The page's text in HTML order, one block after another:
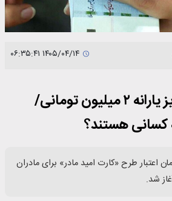
خبر تازه درباره واریز یارانه ۲ میلیون تومانی/
کسانی هستند؟
میلیون تومان اعتبار طرح «کارت امید مادر» برای مادران